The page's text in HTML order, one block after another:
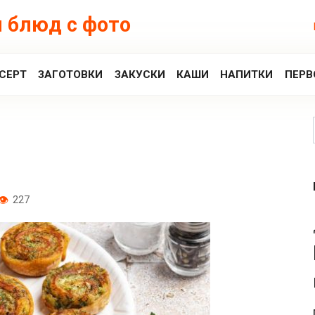
блюд с фото
ЗАГОТОВКИ ЗАКУСКИ КАШИ НАПИТКИ
227